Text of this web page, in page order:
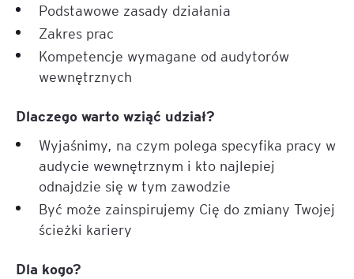
Podstawowe zasady działania
Zakres prac
Kompetencje wymagane od audytorów
wewnętrznych
Dlaczego warto wziąć udział?
Wyjaśnimy, na czym polega specyfika pracy w
audycie wewnętrznym i kto najlepiej
odnajdzie się w tym zawodzie
Być może zainspirujemy Cię do zmiany Twojej
ścieżki kariery
Dla kogo?